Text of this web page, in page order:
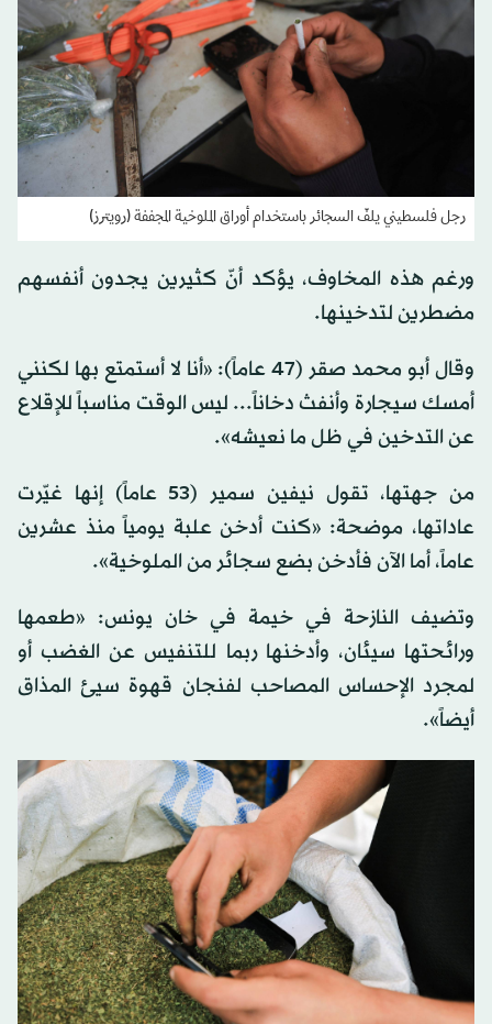
رجل فلسطيني يلفّ السجائر باستخدام أوراق الملوخية المجففة (رويترز)
ورغم هذه المخاوف، يؤكد أنّ كثيرين يجدون أنفسهم
مضطرين لتدخينها.
وقال أبو محمد صقر (47 عاماً): «أنا لا أستمتع بها لكنني
أمسك سيجارة وأنفث دخاناً... ليس الوقت مناسباً للإقلاع
عن التدخين في ظل ما نعيشه».
من جهتها، تقول نيفين سمير (53 عاماً) إنها غيّرت
عاداتها، موضحة: «كنت أدخن علبة يومياً منذ عشرين
عاماً، أما الآن فأدخن بضع سجائر من الملوخية».
وتضيف النازحة في خيمة في خان يونس: «طعمها
ورائحتها سيئان، وأدخنها ربما للتنفيس عن الغضب أو
لمجرد الإحساس المصاحب لفنجان قهوة سيئ المذاق
أيضاً».